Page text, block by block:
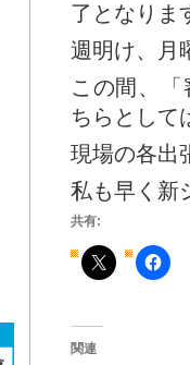
了となりま
週明け、月
この間、
ちらとして
現場の各出
私も早く新
共有:
関連